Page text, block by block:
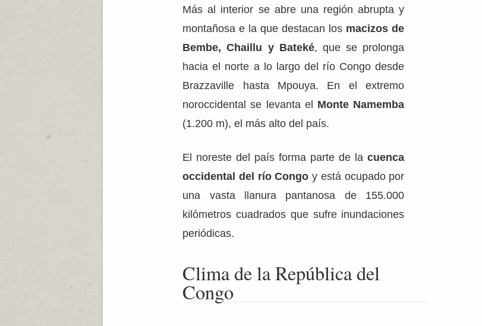
Más al interior se abre una región abrupta y
montañosa e la que destacan los macizos de
Bembe, Chaillu y Bateké, que se prolonga
hacia el norte a lo largo del río Congo desde
Brazzaville hasta Mpouya. En el extremo
noroccidental se levanta el Monte Namemba
(1.200 m), el más alto del país.
El noreste del país forma parte de lacuenca
occidental del río Congo y está ocupado por
una vasta llanura pantanosa de 155.000
kilómetros cuadrados que sufre inundaciones
periódicas.
Clima de la República del
Congo